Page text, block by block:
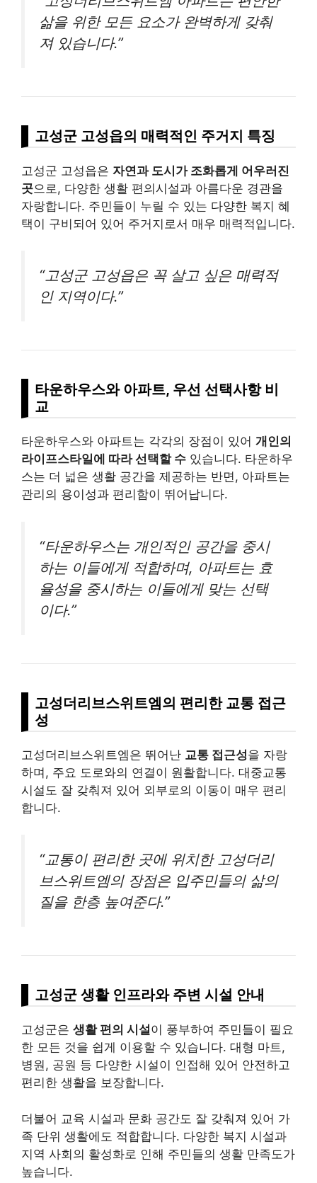
삶을 위한 모든 요소가 완벽하게 갖춰
져 있습니다.”
고성군 고성읍의 매력적인 주거지 특징
고성군 고성읍은 자연과 도시가 조화롭게 어우러진
곳으로, 다양한 생활 편의시설과 아름다운 경관을
자랑합니다. 주민들이 누릴 수 있는 다양한 복지 혜
택이 구비되어 있어 주거지로서 매우 매력적입니다.
“고성군 고성읍은 꼭 살고 싶은 매력적
인 지역이다.”
타운하우스와 아파트, 우선 선택사항 비
교
타운하우스와 아파트는 각각의 장점이 있어 개인의
라이프스타일에 따라 선택할 수 있습니다. 타운하우
스는 더 넓은 생활 공간을 제공하는 반면, 아파트는
관리의 용이성과 편리함이 뛰어납니다.
“타운하우스는 개인적인 공간을 중시
하는 이들에게 적합하며, 아파트는 효
율성을 중시하는 이들에게 맞는 선택
이다.”
고성더리브스위트엠의 편리한 교통 접근
성
고성더리브스위트엠은 뛰어난 교통 접근성을 자랑
하며, 주요 도로와의 연결이 원활합니다. 대중교통
시설도 잘 갖춰져 있어 외부로의 이동이 매우 편리
합니다.
“교통이 편리한 곳에 위치한 고성더리
브스위트엠의 장점은 입주민들의 삶의
질을 한층 높여준다.”
고성군 생활 인프라와 주변 시설 안내
고성군은 생활 편의 시설이 풍부하여 주민들이 필요
한 모든 것을 쉽게 이용할 수 있습니다. 대형 마트,
병원, 공원 등 다양한 시설이 인접해 있어 안전하고
편리한 생활을 보장합니다.
더불어 교육 시설과 문화 공간도 잘 갖춰져 있어 가
족 단위 생활에도 적합합니다. 다양한 복지 시설과
지역 사회의 활성화로 인해 주민들의 생활 만족도가
높습니다.